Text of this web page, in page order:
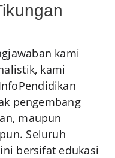
kami
kami
pengembang
maupun
Seluruh
bersifat edukasi